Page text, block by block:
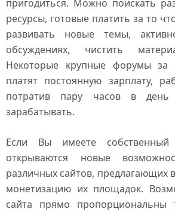
пригодиться. Можно поискать
ресурсы, готовые платить за то
развивать новые темы,
обсуждениях, чистить
Некоторые крупные форумы за
платят постоянную зарплату,
потратив пару часов в
зарабатывать.
Если Вы имеете собственный
открываются новые
различных сайтов, предлагающих
монетизацию их площадок.
сайта прямо пропорциональны